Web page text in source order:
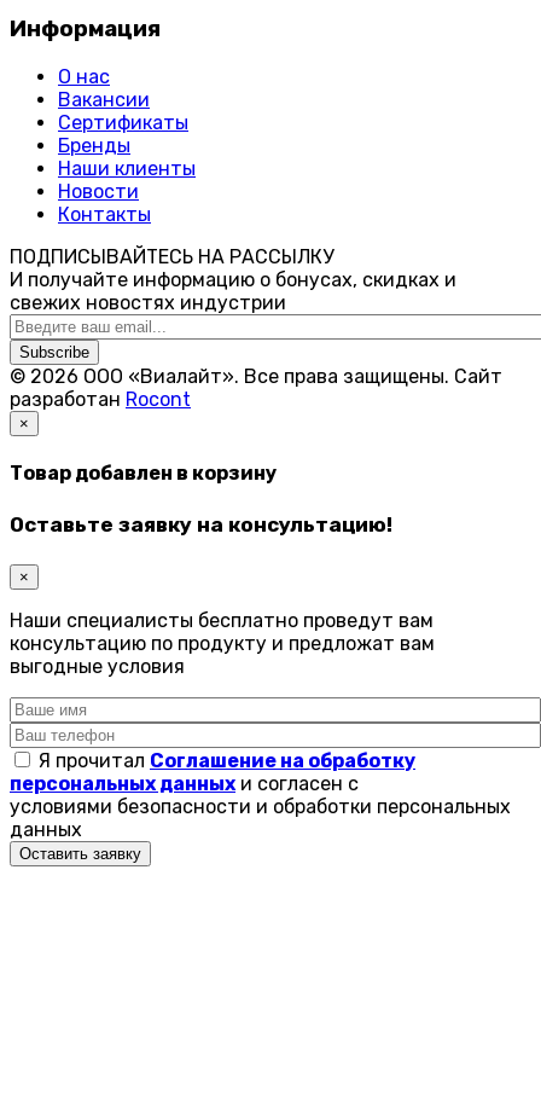
Информация
О нас
Вакансии
Сертификаты
Бренды
Наши клиенты
Новости
Контакты
ПОДПИСЫВАЙТЕСЬ НА РАССЫЛКУ
И получайте информацию о бонусах, скидках и
свежих новостях индустрии
Subscribe
© 2026 ООО «Виалайт». Все права защищены. Cайт
разработан Rocont
×
Товар добавлен в корзину
Оставьте заявку на консультацию!
×
Наши специалисты бесплатно проведут вам
консультацию по продукту и предложат вам
выгодные условия
Я прочитал Соглашение на обработку
персональных данных и согласен с
условиями безопасности и обработки персональных
данных
Оставить заявку